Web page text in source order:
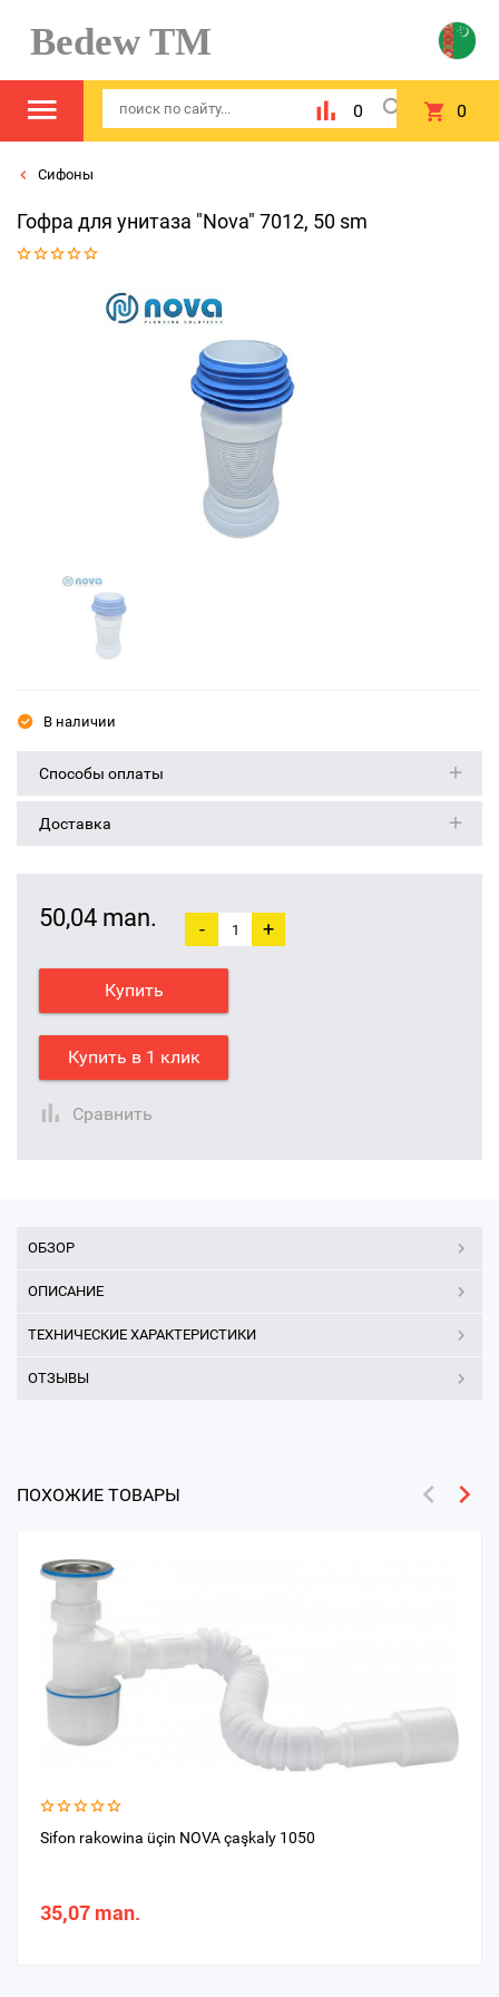
Bedew TM
0 0
Сифоны
Гофра для унитаза "Nova" 7012, 50 sm
В наличии
Способы оплаты
Доставка
50,04 man. - +
Купить
Купить в 1 клик
Сравнить
ОБЗОР
ОПИСАНИЕ
ТЕХНИЧЕСКИЕ ХАРАКТЕРИСТИКИ
ОТЗЫВЫ
ПОХОЖИЕ ТОВАРЫ
Sifon rakowina üçin NOVA çaşkaly 1050
35,07 man.